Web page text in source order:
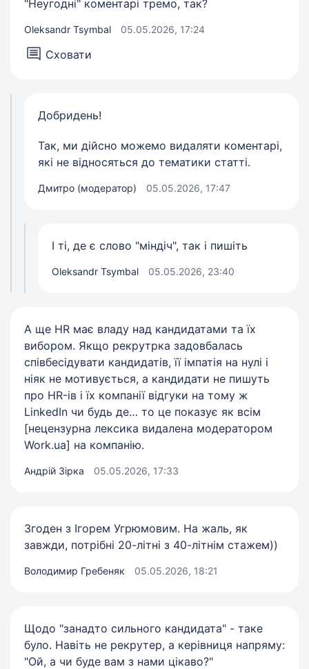
"Неугодні" коментарі тремо, так?
Oleksandr Tsymbal 05.05.2026, 17:24
Сховати
Добридень!
Так, ми дійсно можемо видаляти коментарі,
які не відносяться до тематики статті.
Дмитро (модератор) 05.05.2026, 17:47
І ті, де є слово "міндіч", так і пишіть
Oleksandr Tsymbal 05.05.2026, 23:40
А ще HR має владу над кандидатами та їх
вибором. Якщо рекрутрка задовбалась
співбесідувати кандидатів, її імпатія на нулі і
ніяк не мотивується, а кандидати не пишуть
про HR-ів і їх компанії відгуки на тому ж
LinkedIn чи будь де… то це показує як всім
[нецензурна лексика видалена модератором
Work.ua] на компанію.
Андрій Зірка 05.05.2026, 17:33
Згоден з Ігорем Угрюмовим. На жаль, як
завжди, потрібні 20-літні з 40-літнім стажем))
Володимир Гребеняк 05.05.2026, 18:21
Щодо "занадто сильного кандидата" - таке
було. Навіть не рекрутер, а керівниця напряму:
"Ой, а чи буде вам з нами цікаво?"